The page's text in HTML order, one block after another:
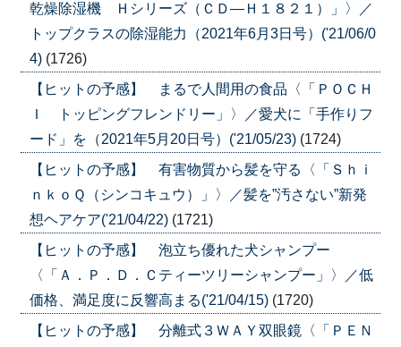
乾燥除湿機 Ｈシリーズ（ＣＤ―Ｈ１８２１）」〉／
トップクラスの除湿能力（2021年6月3日号）('21/06/0
4) (1726)
【ヒットの予感】 まるで人間用の食品〈「ＰＯＣＨ
Ｉ トッピングフレンドリー」〉／愛犬に「手作りフ
ード」を（2021年5月20日号）('21/05/23) (1724)
【ヒットの予感】 有害物質から髪を守る〈「Ｓｈｉ
ｎｋｏＱ（シンコキュウ）」〉／髪を”汚さない”新発
想ヘアケア('21/04/22) (1721)
【ヒットの予感】 泡立ち優れた犬シャンプー
〈「Ａ．Ｐ．Ｄ．Ｃティーツリーシャンプー」〉／低
価格、満足度に反響高まる('21/04/15) (1720)
【ヒットの予感】 分離式３ＷＡＹ双眼鏡〈「ＰＥＮ